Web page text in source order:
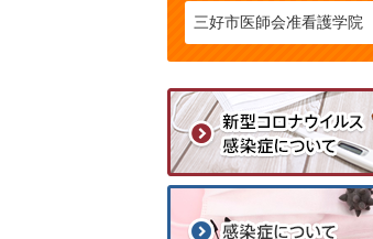
三好市医師会准看護学院